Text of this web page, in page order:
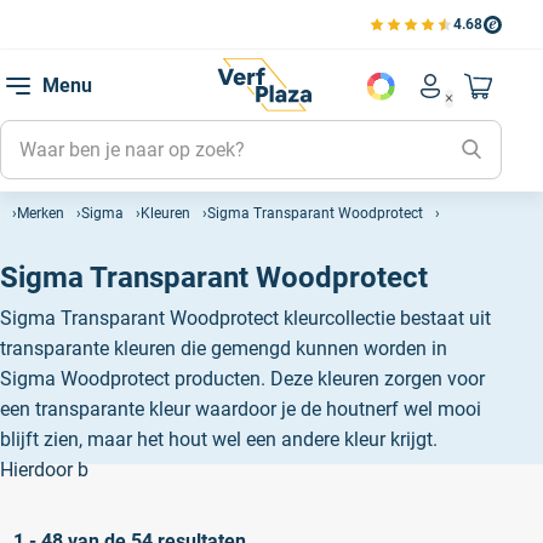
4.68
Bekijk de verfplaza
Menu
Account
Mijn
Mijn
Mijn
Naar
Merken Sigma Kleuren Sigma Transparant Woodprotect
Sigma Transparant Woodprotect
Sigma Transparant Woodprotect kleurcollectie bestaat uit
transparante kleuren die gemengd kunnen worden in
Sigma Woodprotect producten. Deze kleuren zorgen voor
een transparante kleur waardoor je de houtnerf wel mooi
blijft zien, maar het hout wel een andere kleur krijgt.
Hierdoor b